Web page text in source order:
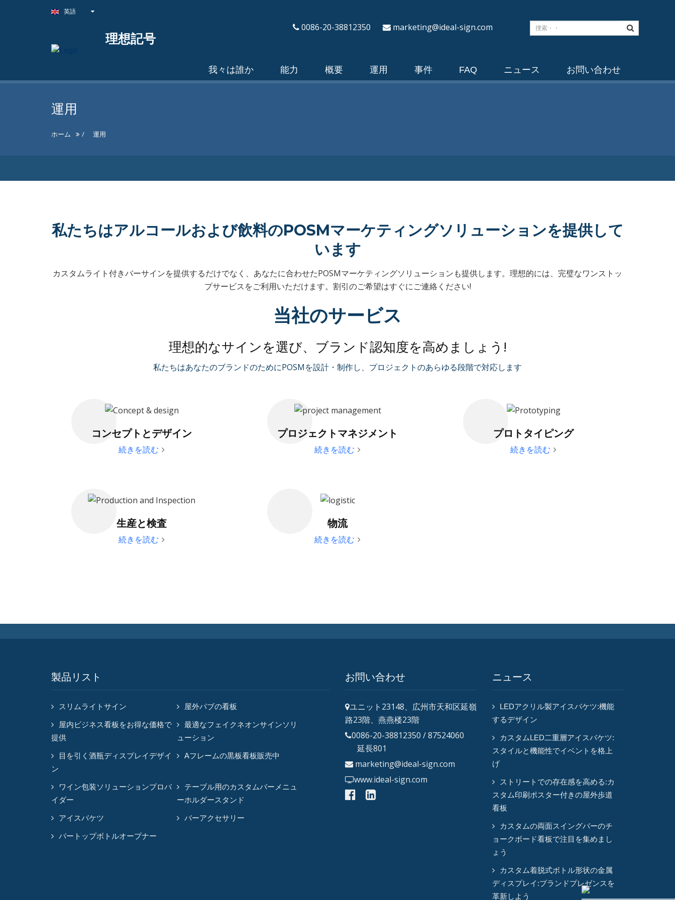
英語
理想記号
0086-20-38812350 marketing@ideal-sign.com
我々は誰か 能力 概要 運用 事件 FAQ ニュース お問い合わせ
運用
ホーム 運用
私たちはアルコールおよび飲料のPOSMマーケティングソリューションを提供して
います
カスタムライト付きバーサインを提供するだけでなく、あなたに合わせたPOSMマーケティングソリューションも提供します。理想的には、完璧なワンストッ
プサービスをご利用いただけます。割引のご希望はすぐにご連絡ください!
当社のサービス
理想的なサインを選び、ブランド認知度を高めましょう!
私たちはあなたのブランドのためにPOSMを設計・制作し、プロジェクトのあらゆる段階で対応します
コンセプトとデザイン
続きを読む
プロジェクトマネジメント
続きを読む
プロトタイピング
続きを読む
生産と検査
続きを読む
物流
続きを読む
製品リスト
スリムライトサイン 屋外パブの看板
屋内ビジネス看板をお得な価格で
提供
最適なフェイクネオンサインソリ
ューション
目を引く酒瓶ディスプレイデザイ
ン
Aフレームの黒板看板販売中
ワイン包装ソリューションプロバ
イダー
テーブル用のカスタムバーメニュ
ーホルダースタンド
アイスバケツ バーアクセサリー
バートップボトルオープナー
お問い合わせ
ユニット23148、広州市天和区延嶺
路23階、燕燕楼23階
0086-20-38812350 / 87524060
延長801
marketing@ideal-sign.com
www.ideal-sign.com
ニュース
LEDアクリル製アイスバケツ:機能
するデザイン
カスタムLED二重層アイスバケツ:
スタイルと機能性でイベントを格上
げ
ストリートでの存在感を高める:カ
スタム印刷ポスター付きの屋外歩道
看板
カスタムの両面スイングバーのチ
ョークボード看板で注目を集めまし
ょう
カスタム着脱式ボトル形状の金属
ディスプレイ:ブランドプレゼンスを
革新しよう